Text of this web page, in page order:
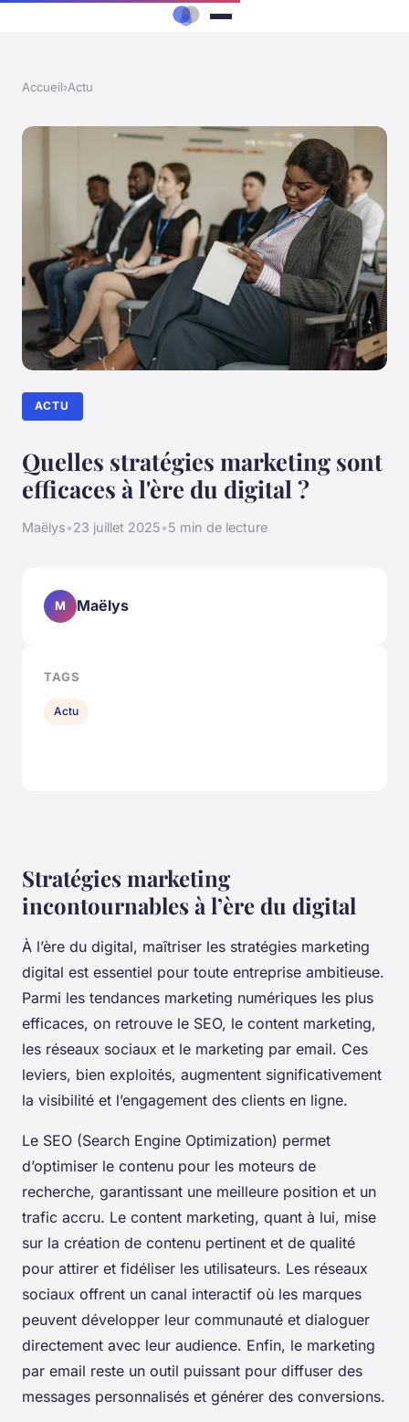
Accueil›Actu
ACTU
Quelles stratégies marketing sont
efficaces à l'ère du digital ?
Maëlys•23 juillet 2025•5 min de lecture
Stratégies marketing
incontournables à l’ère du digital
À l’ère du digital, maîtriser les stratégies marketing
digital est essentiel pour toute entreprise ambitieuse.
Parmi les tendances marketing numériques les plus
efficaces, on retrouve le SEO, le content marketing,
les réseaux sociaux et le marketing par email. Ces
leviers, bien exploités, augmentent significativement
la visibilité et l’engagement des clients en ligne.
Le SEO (Search Engine Optimization) permet
d’optimiser le contenu pour les moteurs de
recherche, garantissant une meilleure position et un
trafic accru. Le content marketing, quant à lui, mise
sur la création de contenu pertinent et de qualité
pour attirer et fidéliser les utilisateurs. Les réseaux
sociaux offrent un canal interactif où les marques
peuvent développer leur communauté et dialoguer
directement avec leur audience. Enfin, le marketing
par email reste un outil puissant pour diffuser des
messages personnalisés et générer des conversions.
M Maëlys
TAGS
Actu